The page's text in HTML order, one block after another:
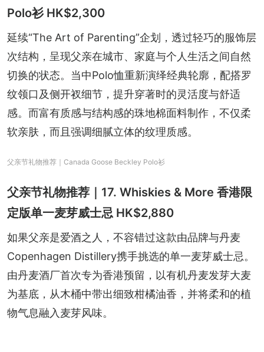
Polo衫 HK$2,300
延续“The Art of Parenting”企划，透过轻巧的服饰层
次结构，呈现父亲在城市、家庭与个人生活之间自然
切换的状态。当中Polo恤重新演绎经典轮廓，配搭罗
纹领口及侧开衩细节，提升穿著时的灵活度与舒适
感。而富有质感与结构感的珠地棉面料制作，不仅柔
软亲肤，而且强调细腻立体的纹理质感。
父亲节礼物推荐｜Canada Goose Beckley Polo衫
父亲节礼物推荐｜17. Whiskies & More 香港限
定版单一麦芽威士忌 HK$2,880
如果父亲是爱酒之人，不容错过这款由品牌与丹麦
Copenhagen Distillery携手挑选的单一麦芽威士忌。
由丹麦酒厂首次专为香港预留，以有机丹麦发芽大麦
为基底，从木桶中带出细致柑橘油香，并将柔和的植
物气息融入麦芽风味。